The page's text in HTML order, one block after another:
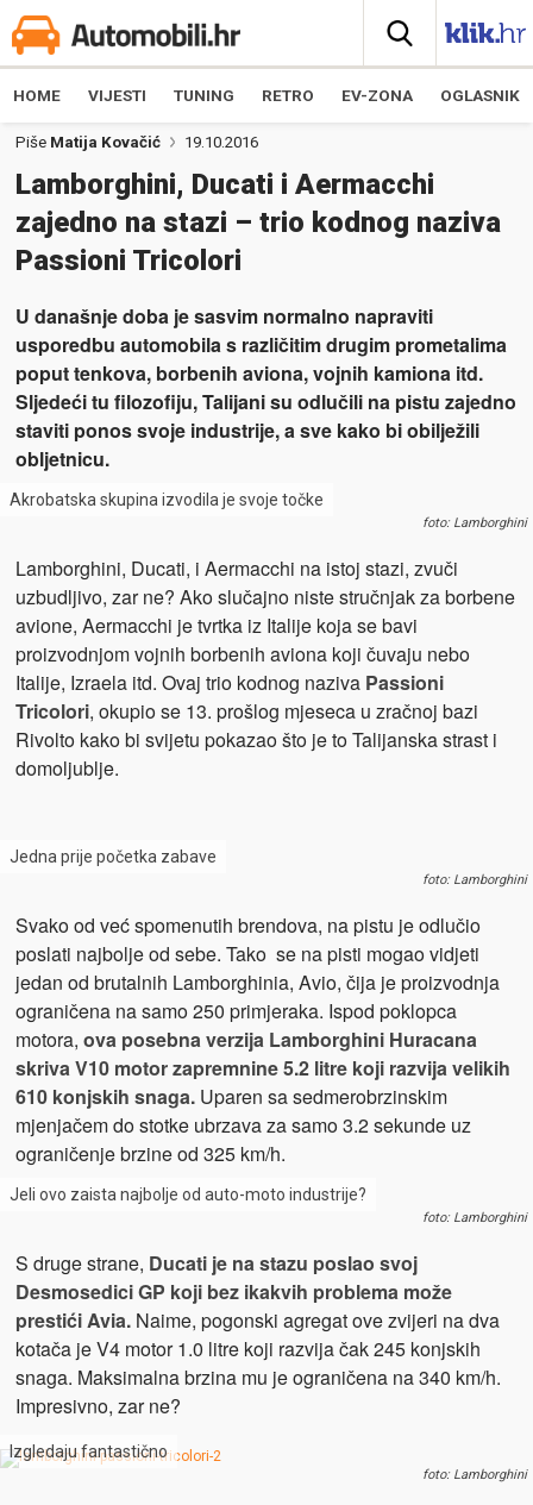
HOME VIJESTI TUNING RETRO EV-ZONA OGLASNIK
Piše Matija Kovačić 19.10.2016
Lamborghini, Ducati i Aermacchi
zajedno na stazi – trio kodnog naziva
Passioni Tricolori
U današnje doba je sasvim normalno napraviti
usporedbu automobila s različitim drugim prometalima
poput tenkova, borbenih aviona, vojnih kamiona itd.
Sljedeći tu filozofiju, Talijani su odlučili na pistu zajedno
staviti ponos svoje industrije, a sve kako bi obilježili
obljetnicu.
Akrobatska skupina izvodila je svoje točke
foto: Lamborghini
Lamborghini, Ducati, i Aermacchi na istoj stazi, zvuči
uzbudljivo, zar ne? Ako slučajno niste stručnjak za borbene
avione, Aermacchi je tvrtka iz Italije koja se bavi
proizvodnjom vojnih borbenih aviona koji čuvaju nebo
Italije, Izraela itd. Ovaj trio kodnog naziva Passioni
Tricolori, okupio se 13. prošlog mjeseca u zračnoj bazi
Rivolto kako bi svijetu pokazao što je to Talijanska strast i
domoljublje.
Jedna prije početka zabave
foto: Lamborghini
Svako od već spomenutih brendova, na pistu je odlučio
poslati najbolje od sebe. Tako se na pisti mogao vidjeti
jedan od brutalnih Lamborghinia, Avio, čija je proizvodnja
ograničena na samo 250 primjeraka. Ispod poklopca
motora, ova posebna verzija Lamborghini Huracana
skriva V10 motor zapremnine 5.2 litre koji razvija velikih
610 konjskih snaga.Uparen sa sedmerobrzinskim
mjenjačem do stotke ubrzava za samo 3.2 sekunde uz
ograničenje brzine od 325 km/h.
Jeli ovo zaista najbolje od auto-moto industrije?
foto: Lamborghini
S druge strane, Ducati je na stazu poslao svoj
Desmosedici GP koji bez ikakvih problema može
prestići Avia.Naime, pogonski agregat ove zvijeri na dva
kotača je V4 motor 1.0 litre koji razvija čak 245 konjskih
snaga. Maksimalna brzina mu je ograničena na 340 km/h.
Impresivno, zar ne?
Izgledaju fantastično
foto: Lamborghini